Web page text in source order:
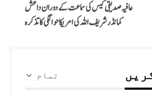
عافیہ صدیقی کیس کی سماعت کے دوران داعش
کمانڈر شریف اللہ کی امریکا حوالگی کا تذکرہ
تمام